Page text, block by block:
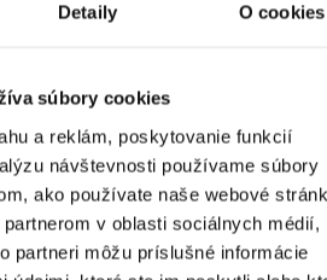
Detaily O cookies
súbory cookies
a reklám, poskytovanie funkcií
návštevnosti používame súbory
ako používate naše webové
v oblasti sociálnych médií,
partneri môžu príslušné informácie
Christ Superstar - Live
2CD
7,50 €
Daniel: Valčík
CD